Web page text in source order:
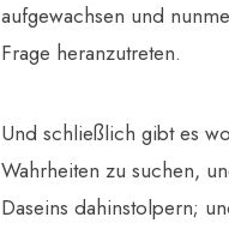
aufgewachsen und
Frage heranzutreten.
Und schließlich gibt es
Wahrheiten zu suchen,
Daseins dahinstolpern;